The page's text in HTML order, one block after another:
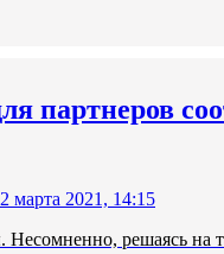
партнеров
марта 2021, 14:15
решаясь на